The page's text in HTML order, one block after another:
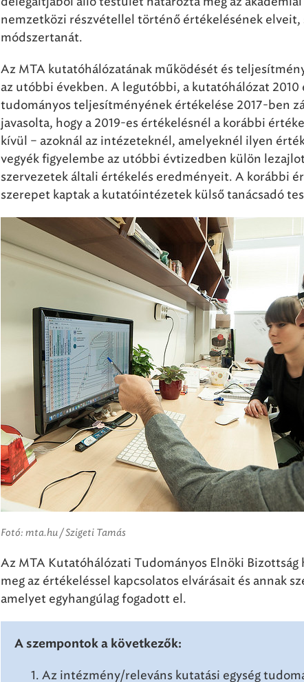
nemzetközi részvétellel történő értékelésének elveit,
módszertanát.
Az MTA kutatóhálózatának működését és
az utóbbi években. A legutóbbi, a kutatóhálózat 2010
tudományos teljesítményének értékelése 2017-ben
javasolta, hogy a 2019-es értékelésnél a korábbi
kívül – azoknál az intézeteknél, amelyeknél ilyen
vegyék figyelembe az utóbbi évtizedben külön
szervezetek általi értékelés eredményeit. A korábbi
szerepet kaptak a kutatóintézetek külső tanácsadó
Fotó: mta.hu / Szigeti Tamás
Az MTA Kutatóhálózati Tudományos Elnöki
meg az értékeléssel kapcsolatos elvárásait és annak
amelyet egyhangúlag fogadott el.
A szempontok a következők:
Az intézmény/releváns kutatási egység